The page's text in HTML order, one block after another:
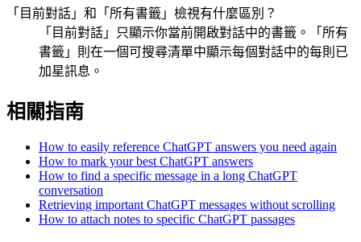
「目前對話」和「所有書籤」檢視有什麼區別？
「目前對話」只顯示你當前開啟對話中的書籤。「所有
書籤」則在一個可搜尋清單中顯示每個對話中的每則已
加星訊息。
相關指南
How to easily reference ChatGPT answers you need again
How to mark your best ChatGPT answers
How to find a specific message in a long ChatGPT
conversation
Retrieving important ChatGPT messages without scrolling
How to attach notes to specific ChatGPT passages